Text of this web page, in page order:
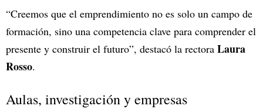
“Creemos que el emprendimiento no es solo un campo de
formación, sino una competencia clave para comprender el
presente y construir el futuro”, destacó la rectora Laura
Rosso.
Aulas, investigación y empresas